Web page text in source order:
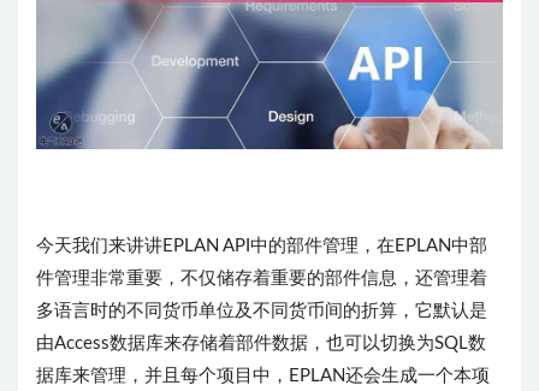
今天我们来讲讲EPLAN API中的部件管理，在EPLAN中部
件管理非常重要，不仅储存着重要的部件信息，还管理着
多语言时的不同货币单位及不同货币间的折算，它默认是
由Access数据库来存储着部件数据，也可以切换为SQL数
据库来管理，并且每个项目中，EPLAN还会生成一个本项